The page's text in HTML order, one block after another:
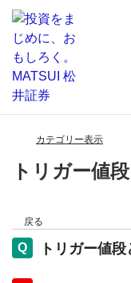
カテゴリー表示
トリガー値
戻る
トリガー値段